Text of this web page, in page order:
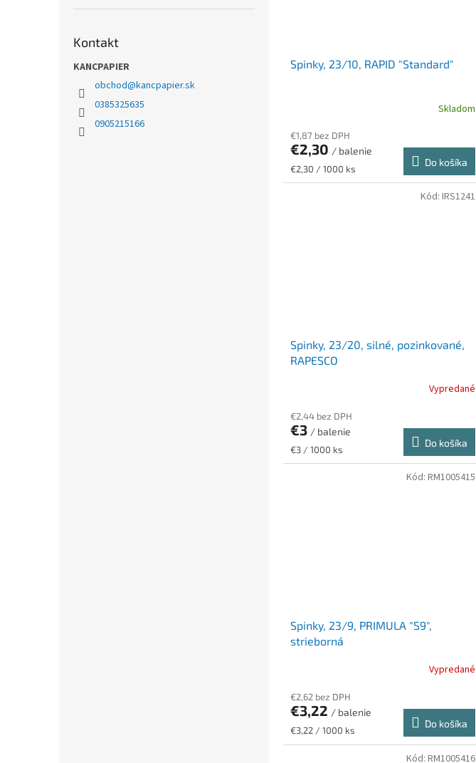
Kontakt
KANCPAPIER
obchod@kancpapier.sk
0385325635
0905215166
Spinky, 23/10, RAPID "Standard"
Skladom
€1,87 bez DPH
€2,30 / balenie
Jednotková
cena:
€2,30 / 1000 ks
Do košíka
Spinky, 23/20, silné, pozinkované,
RAPESCO
Vypredané
€2,44 bez DPH
€3 / balenie
Jednotková
cena:
€3 / 1000 ks
Do košíka
Kód: IRS1241
Spinky, 23/9, PRIMULA "S9",
strieborná
Vypredané
€2,62 bez DPH
€3,22 / balenie
Jednotková
€3,22 / 1000 ks
Do košíka
Kód: RM1005415
Kód: RM1005416